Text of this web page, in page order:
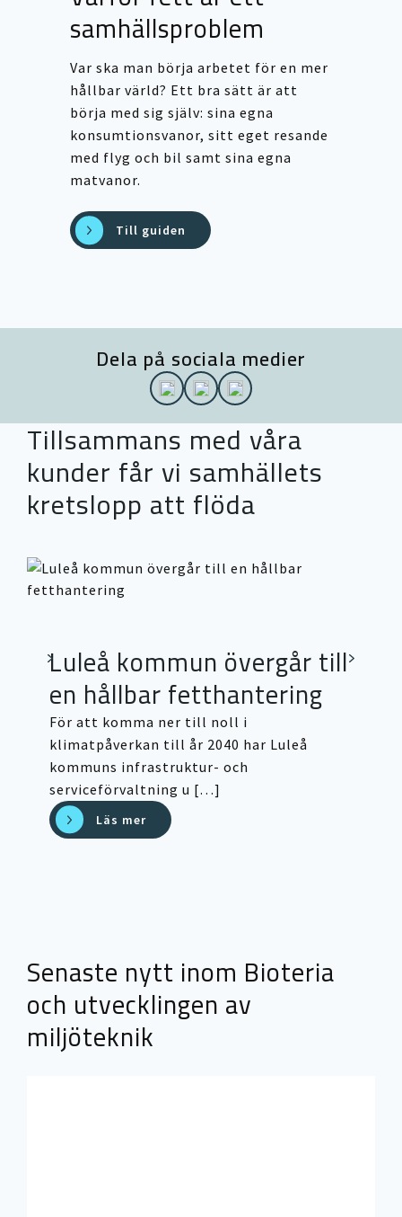
samhällsproblem
Var ska man börja arbetet för en mer
hållbar värld? Ett bra sätt är att
börja med sig själv: sina egna
konsumtionsvanor, sitt eget resande
med flyg och bil samt sina egna
matvanor.
Till guiden
Dela på sociala medier
Tillsammans med våra
kunder får vi samhällets
kretslopp att flöda
Luleå kommun övergår till
en hållbar fetthantering
För att komma ner till noll i
klimatpåverkan till år 2040 har Luleå
kommuns infrastruktur- och
serviceförvaltning u […]
Läs mer
Senaste nytt inom Bioteria
och utvecklingen av
miljöteknik